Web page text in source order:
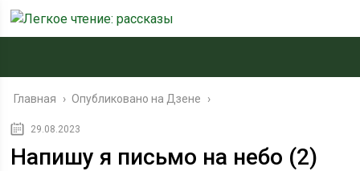
Главная › Опубликовано на Дзене ›
29.08.2023
Напишу я письмо на небо (2)